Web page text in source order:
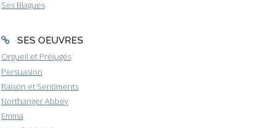
Ses Blagues
SES OEUVRES
Orgueil et Préjugés
Persuasion
Raison et Sentiments
Northanger Abbey
Emma